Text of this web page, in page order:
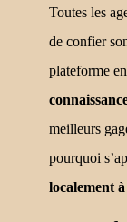
Toutes les
de confier
plateforme
meilleurs
pourquoi
localement